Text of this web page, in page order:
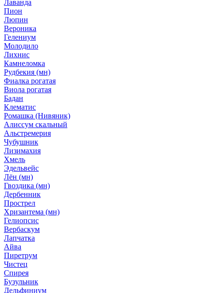
Лаванда
Пион
Люпин
Вероника
Гелениум
Молодило
Лихнис
Камнеломка
Рудбекия (мн)
Фиалка рогатая
Виола рогатая
Бадан
Клематис
Ромашка (Нивяник)
Алиссум скальный
Альстремерия
Чубушник
Лизимахия
Хмель
Эдельвейс
Лён (мн)
Гвоздика (мн)
Дербенник
Прострел
Хризантема (мн)
Гелиопсис
Вербаскум
Лапчатка
Айва
Пиретрум
Чистец
Спирея
Бузульник
Дельфиниум